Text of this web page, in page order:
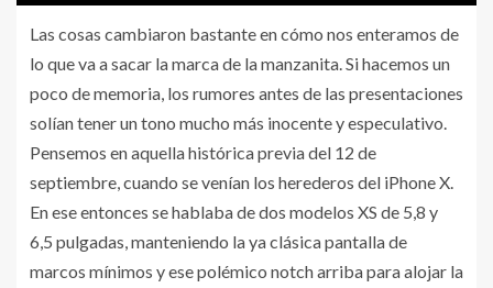
Las cosas cambiaron bastante en cómo nos enteramos de
lo que va a sacar la marca de la manzanita. Si hacemos un
poco de memoria, los rumores antes de las presentaciones
solían tener un tono mucho más inocente y especulativo.
Pensemos en aquella histórica previa del 12 de
septiembre, cuando se venían los herederos del iPhone X.
En ese entonces se hablaba de dos modelos XS de 5,8 y
6,5 pulgadas, manteniendo la ya clásica pantalla de
marcos mínimos y ese polémico notch arriba para alojar la